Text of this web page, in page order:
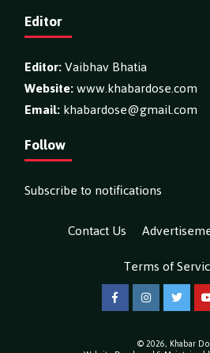
Editor
Editor:Vaibhav Bhatia
Website:www.khabardose.com
Email:khabardose@gmail.com
Follow
Subscribe to notifications
Contact Us
Terms of
FacebookInstagramTwitter
© 2026, Khabar